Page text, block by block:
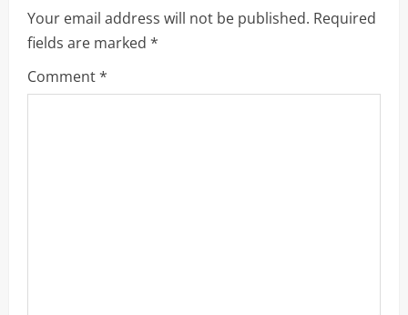
v
i
g
Your email address will not be published. Required
fields are marked *
Comment*